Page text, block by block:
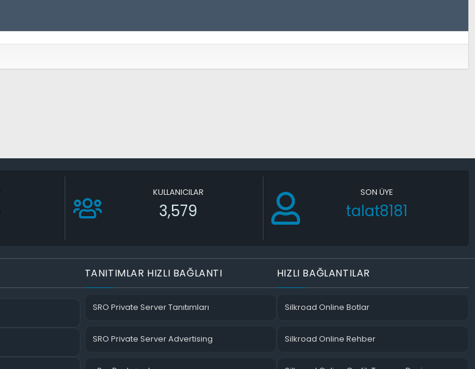
KULLANICILAR
3,579
SON ÜYE
talat8181
TANITIMLAR HIZLI BAĞLANTI
SRO Private Server Tanıtımları
SRO Private Server Advertising
HIZLI BAĞLANTILAR
Silkroad Online Botlar
Silkroad Online Rehber